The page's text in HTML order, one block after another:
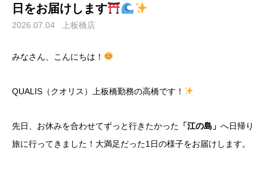
日をお届けします
2026.07.04 上板橋店
みなさん、こんにちは！
QUALIS（クオリス）上板橋勤務の高橋です！
​先日、お休みを合わせてずっと行きたかった 「江の島」 へ日帰り
旅に行ってきました！大満足だった1日の様子をお届けします。